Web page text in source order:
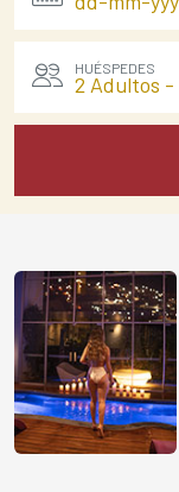
HUÉSPEDES
2 Adultos -